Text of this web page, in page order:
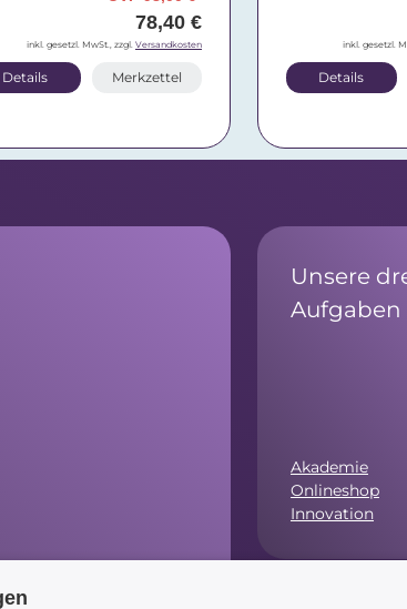
78,40 €
inkl. gesetzl. MwSt., zzgl. Versandkosten
Details Merkzettel
inkl. gesetzl.
Details
Unsere
Aufgaben
Akademie
Onlineshop
Innovation